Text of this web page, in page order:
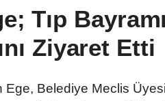
Tıp
Ziyaret Etti
Belediye Meclis